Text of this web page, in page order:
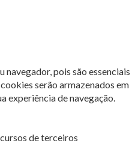
navegador, pois são essenciais
serão armazenados em
experiência de navegação.
de terceiros